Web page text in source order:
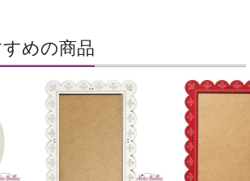
めの商品